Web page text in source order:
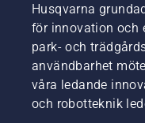
Husqvarna
för innovation och
park- och
användbarhet
våra ledande
och robotteknik